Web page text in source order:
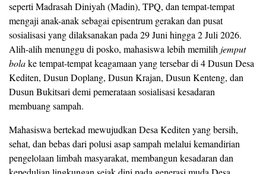
seperti Madrasah Diniyah (Madin), TPQ, dan tempat-tempat
mengaji anak-anak sebagai episentrum gerakan dan pusat
sosialisasi yang dilaksanakan pada 29 Juni hingga 2 Juli 2026.
Alih-alih menunggu di posko, mahasiswa lebih memilih jemput
bolake tempat-tempat keagamaan yang tersebar di 4 Dusun Desa
Kediten, Dusun Doplang, Dusun Krajan, Dusun Kenteng, dan
Dusun Bukitsari demi pemerataan sosialisasi kesadaran
membuang sampah.
Mahasiswa bertekad mewujudkan Desa Kediten yang bersih,
sehat, dan bebas dari polusi asap sampah melalui kemandirian
pengelolaan limbah masyarakat, membangun kesadaran dan